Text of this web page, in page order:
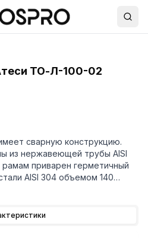
ТО-Л-100-02
сварную конструкцию.
из нержавеющей трубы AISI
приварен герметичный
AISI 304 объемом 140
В днище
легкосъемной пробкой.